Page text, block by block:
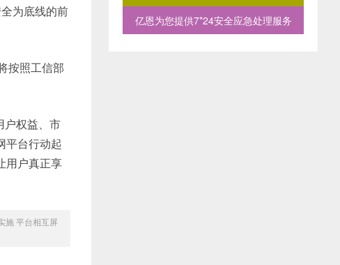
为底线的前
按照工信部
户权益、市
平台行动起
用户真正享
施平台相互屏
亿恩为您提供7*24安全应急处理服务